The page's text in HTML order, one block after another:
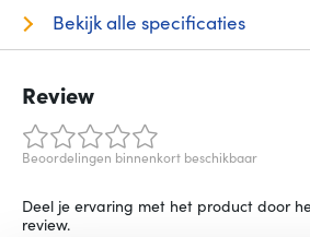
Bekijk alle specificaties
Review
Beoordelingen binnenkort beschikbaar
Deel je ervaring met het product door
review.